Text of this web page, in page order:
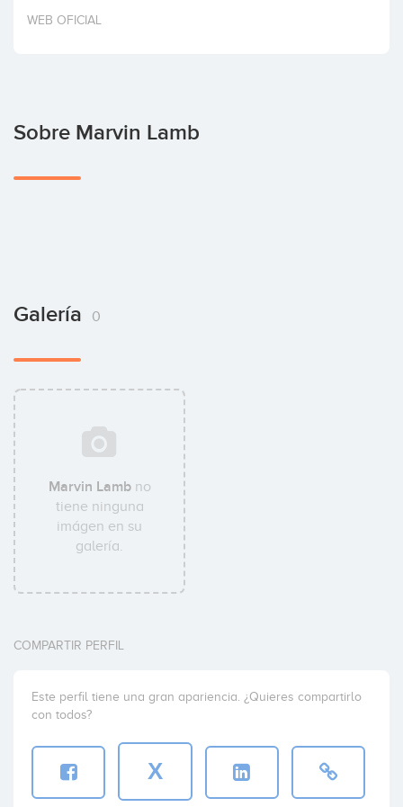
Invertir
WEB OFICIAL
Sobre Marvin Lamb
Galería 0
Marvin Lambno
tiene ninguna
imágen en su
galería.
COMPARTIR PERFIL
Este perfil tiene una gran apariencia. ¿Quieres compartirlo
con todos?
X